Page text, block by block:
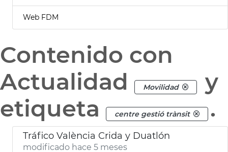
Web FDM
Contenido con
Actualidad
Movilidad
y
etiqueta
centre gestió trànsit .
Tráfico València Crida y Duatlón
modificado hace 5 meses